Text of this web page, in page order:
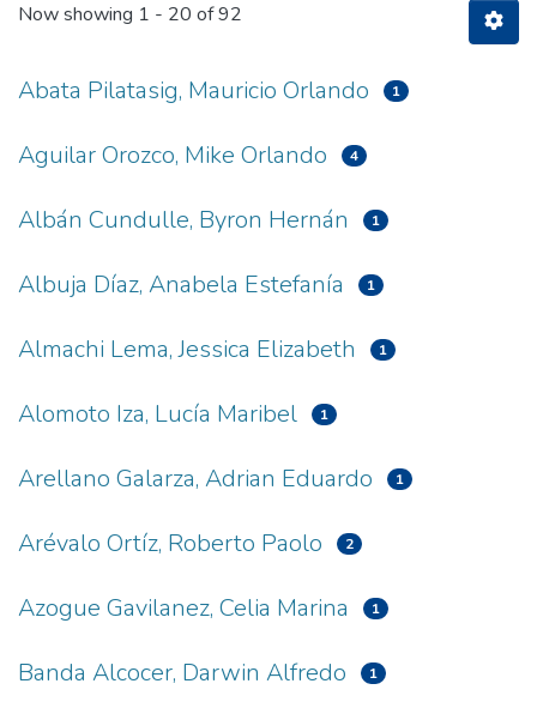
Now showing 1 - 20 of 92
Abata Pilatasig, Mauricio Orlando 1
Aguilar Orozco, Mike Orlando 4
Albán Cundulle, Byron Hernán 1
Albuja Díaz, Anabela Estefanía 1
Almachi Lema, Jessica Elizabeth 1
Alomoto Iza, Lucía Maribel 1
Arellano Galarza, Adrian Eduardo 1
Arévalo Ortíz, Roberto Paolo 2
Azogue Gavilanez, Celia Marina 1
Banda Alcocer, Darwin Alfredo 1